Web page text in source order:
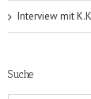
Interview mit
Suche